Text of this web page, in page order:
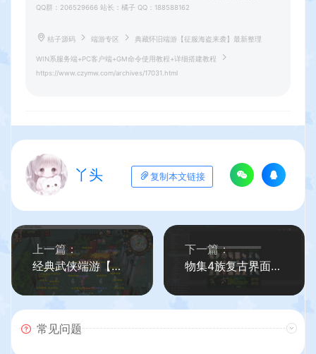
QQ群：206529666 站长：橘子 QQ：188588162
桔子源码 端游专区 典藏怀旧端游【征服海盗来袭】最新整理
WIN系服务端+PC客户端+GM命令使用教程+详细搭建教程
https://www.czymw.com/archives/17031.html
丫头 复制本文链接
上一篇：
经典武侠端游【天龙八部之天下至尊】最新整理Linux手工服务端+PC客户端+GM工具+详细搭建教程
下一篇：
物集4族复古界面客户端服务端全套源码+安卓apk
常见问题